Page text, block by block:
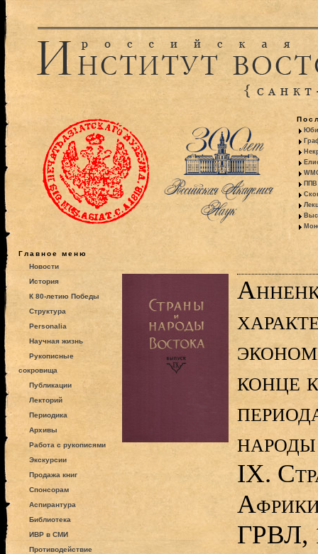
ППВ
Главное меню
Новости
История
К 80-летию Победы
Структура
Personalia
Научная жизнь
Рукописные
сокровища
Публикации
Лекторий
Периодика
Архивы
Работа с рукописями
Экскурсии
Продажа книг
Спонсорам
Аспирантура
Библиотека
ИВР в СМИ
Противодействие
конце
IX.
ГРВЛ,